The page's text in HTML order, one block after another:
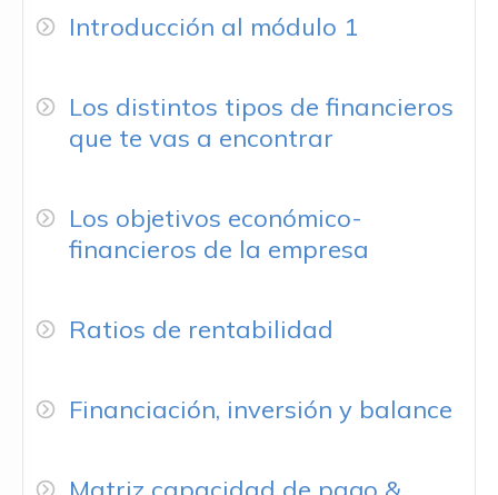
Introducción al módulo 1
Los distintos tipos de financieros
que te vas a encontrar
Los objetivos económico-
financieros de la empresa
Ratios de rentabilidad
Financiación, inversión y balance